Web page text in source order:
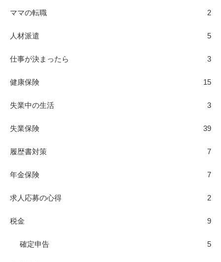
ママの転職 2
人材派遣 5
仕事が決まったら 3
健康保険 15
失業中の生活 3
失業保険 39
履歴書対策 7
年金保険 7
求人応募の心得 2
税金 9
確定申告 5